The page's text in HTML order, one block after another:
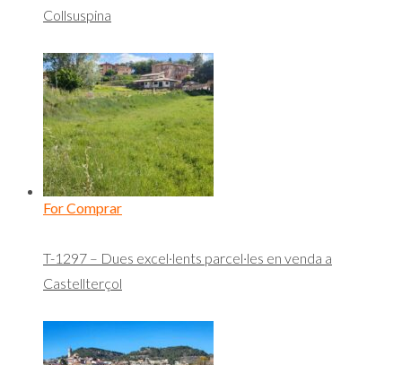
Collsuspina
For Comprar
T-1297 – Dues excel·lents parcel·les en venda a
Castellterçol